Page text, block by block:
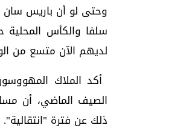
وحتى لو أن باريس سان
سلفا والكأس المحلية
لديهم الآن متسع من الوقت
ذلك عن فترة "انتقالية".